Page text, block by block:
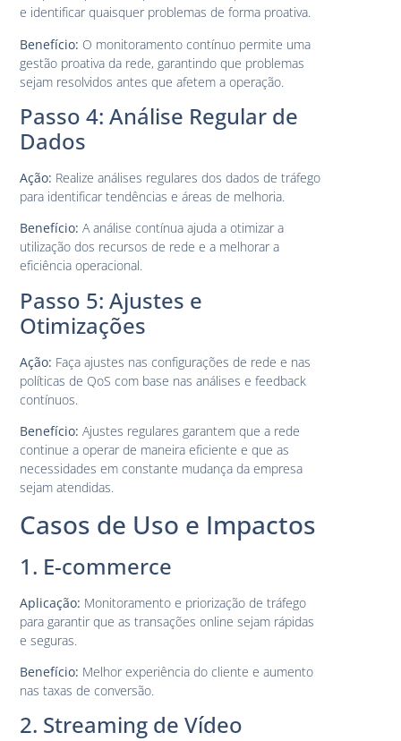
e identificar quaisquer problemas de forma proativa.
Benefício: O monitoramento contínuo permite uma
gestão proativa da rede, garantindo que problemas
sejam resolvidos antes que afetem a operação.
Passo 4: Análise Regular de
Dados
Ação: Realize análises regulares dos dados de tráfego
para identificar tendências e áreas de melhoria.
Benefício: A análise contínua ajuda a otimizar a
utilização dos recursos de rede e a melhorar a
eficiência operacional.
Passo 5: Ajustes e
Otimizações
Ação: Faça ajustes nas configurações de rede e nas
políticas de QoS com base nas análises e feedback
contínuos.
Benefício: Ajustes regulares garantem que a rede
continue a operar de maneira eficiente e que as
necessidades em constante mudança da empresa
sejam atendidas.
Casos de Uso e Impactos
1. E-commerce
Aplicação: Monitoramento e priorização de tráfego
para garantir que as transações online sejam rápidas
e seguras.
Benefício: Melhor experiência do cliente e aumento
nas taxas de conversão.
2. Streaming de Vídeo